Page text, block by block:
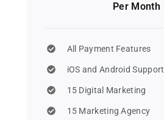
Per Month
All Payment Features
iOS and Android Support
15 Digital Marketing
15 Marketing Agency